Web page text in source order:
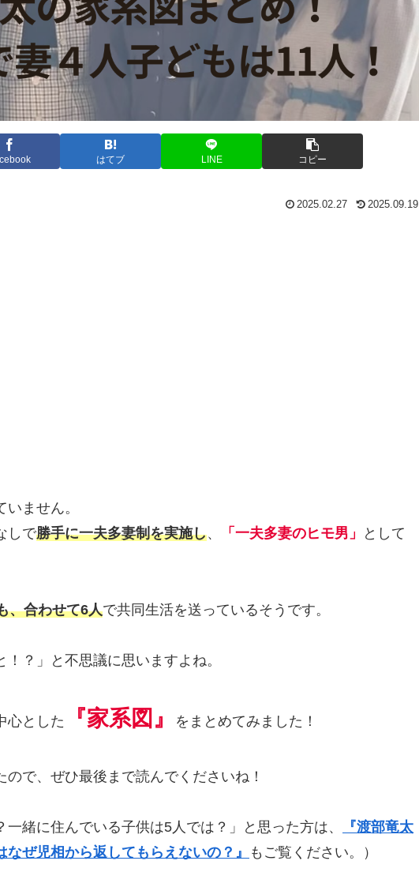
はてブ LINE コピー
2025.02.27 2025.09.19
ません。
しで勝手に一夫多妻制を実施し、 「一夫多妻のヒモ男」
として
、合わせて6人で共同生活を送っているそうです。
？」と不思議に思いますよね。
心とした 『家系図』 をまとめてみました！
で、ぜひ最後まで読んでくださいね！
緒に住んでいる子供は5人では？」と思った方は、
『渡部竜太
ぜ児相から返してもらえないの？』
もご覧ください。）